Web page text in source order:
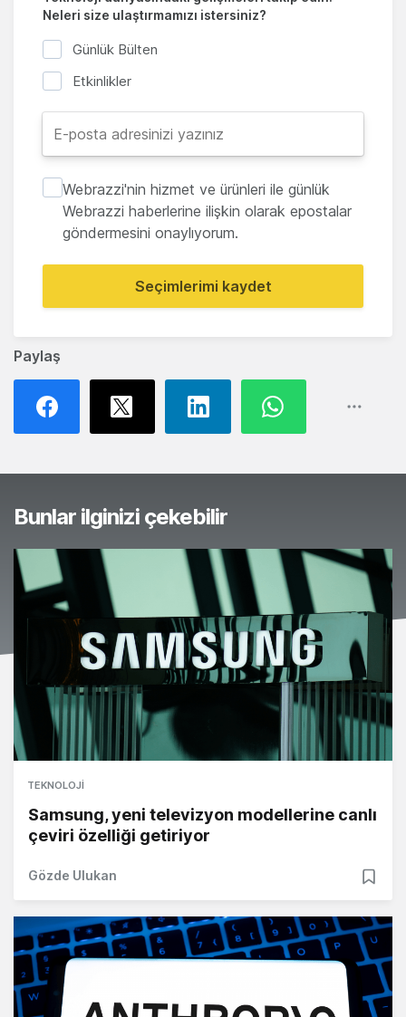
Paylaş
Neleri size ulaştırmamızı istersiniz?
Günlük Bülten
Etkinlikler
Webrazzi'nin hizmet ve ürünleri ile günlük
Webrazzi haberlerine ilişkin olarak epostalar
göndermesini onaylıyorum.
Seçimlerimi kaydet
Bunlar ilginizi çekebilir
TEKNOLOJI
Samsung, yeni televizyon modellerine canlı
çeviri özelliği getiriyor
Gözde Ulukan